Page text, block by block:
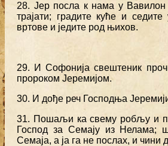
28. Јер посла к нама у
трајати; градите куће и
вртове и једите род њихов.
29. И Софонија свештеник
пророком Јеремијом.
30. И дође реч Господња
31. Пошаљи ка свему робљу и
Господ за Семају из Нелама;
Семаја, а ја га не послах, и чини